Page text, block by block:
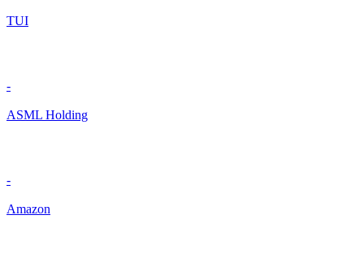
TUI
-
ASML Holding
-
Amazon